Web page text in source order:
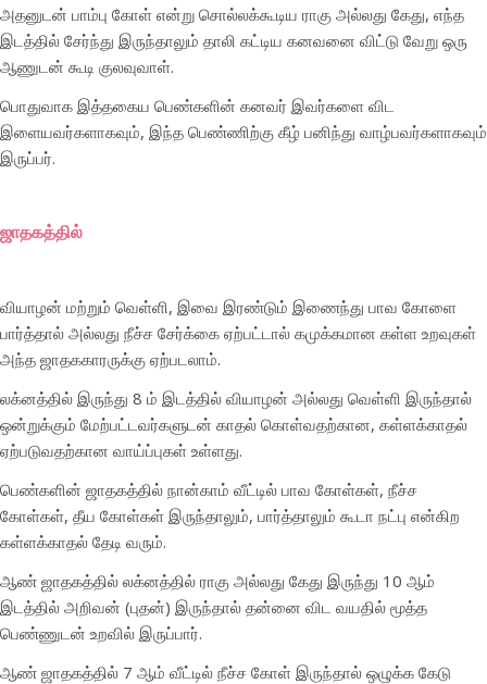
அதனுடன் பாம்பு கோள் என்று சொல்லக்கூடிய ராகு அல்லது கேது, எந்த
இடத்தில் சேர்ந்து இருந்தாலும் தாலி கட்டிய கனவனை விட்டு வேறு ஒரு
ஆணுடன் கூடி குலவுவாள்.
பொதுவாக இத்தகைய பெண்களின் கனவர் இவர்களை விட
இளையவர்களாகவும், இந்த பெண்ணிற்கு கீழ் பனிந்து வாழ்பவர்களாகவும்
இருப்பர்.
ஜாதகத்தில்
வியாழன் மற்றும் வெள்ளி, இவை இரண்டும் இணைந்து பாவ கோளை
பார்த்தால் அல்லது நீச்ச சேர்க்கை ஏற்பட்டால் கமுக்கமான கள்ள உறவுகள்
அந்த ஜாதககாரருக்கு ஏற்படலாம்.
லக்னத்தில் இருந்து 8 ம் இடத்தில் வியாழன் அல்லது வெள்ளி இருந்தால்
ஒன்றுக்கும் மேற்பட்டவர்களுடன் காதல் கொள்வதற்கான, கள்ளக்காதல்
ஏற்படுவதற்கான வாய்ப்புகள் உள்ளது.
பெண்களின் ஜாதகத்தில் நான்காம் வீட்டில் பாவ கோள்கள், நீச்ச
கோள்கள், தீய கோள்கள் இருந்தாலும், பார்த்தாலும் கூடா நட்பு என்கிற
கள்ளக்காதல் தேடி வரும்.
ஆண் ஜாதகத்தில் லக்னத்தில் ராகு அல்லது கேது இருந்து 10 ஆம்
இடத்தில் அறிவன் (புதன்) இருந்தால் தன்னை விட வயதில் மூத்த
பெண்ணுடன் உறவில் இருப்பார்.
ஆண் ஜாதகத்தில் 7 ஆம் வீட்டில் நீச்ச கோள் இருந்தால் ஒழுக்க கேடு